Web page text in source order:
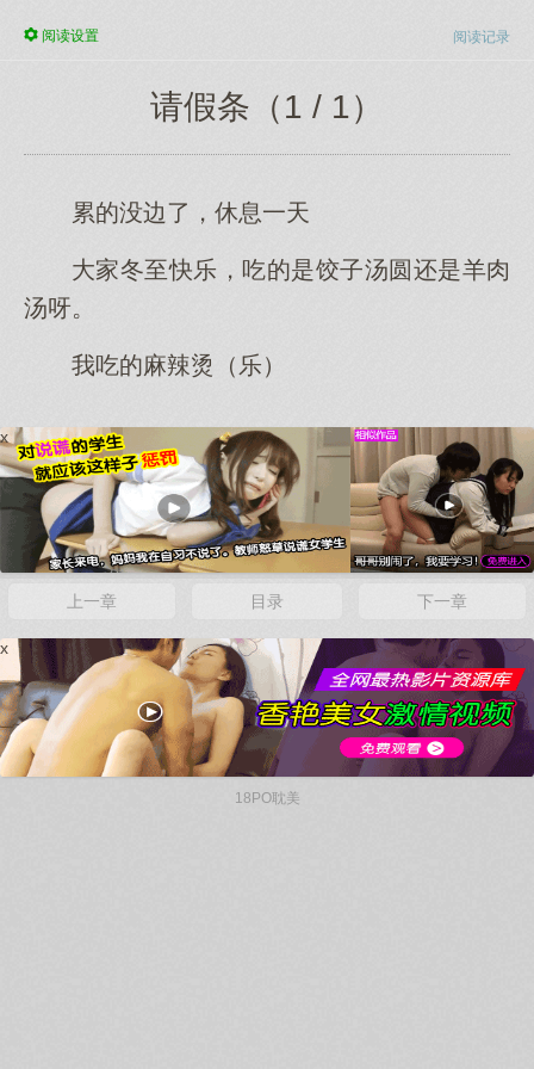
阅读记录
阅读设置
请假条（1 / 1）
累的没边了，休息一天
大家冬至快乐，吃的是饺子汤圆还是羊肉
汤呀。
我吃的麻辣烫（乐）
x
上一章 目录 下一章
x
18PO耽美